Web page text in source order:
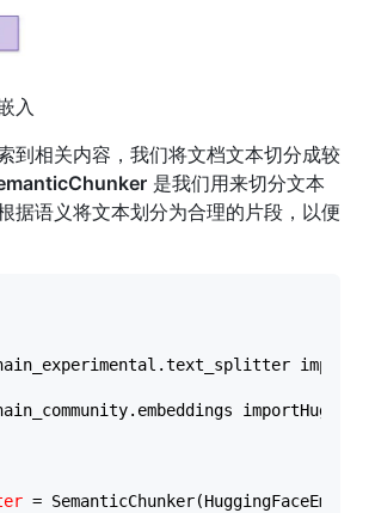
入
到相关内容，我们将文档文本切分成较
是我们用来切分文本
据语义将文本划分为合理的片段，以便
=